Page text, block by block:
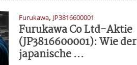
Furukawa, JP3816600001
Furukawa Co Ltd-Aktie
(JP3816600001): Wie der
japanische ...